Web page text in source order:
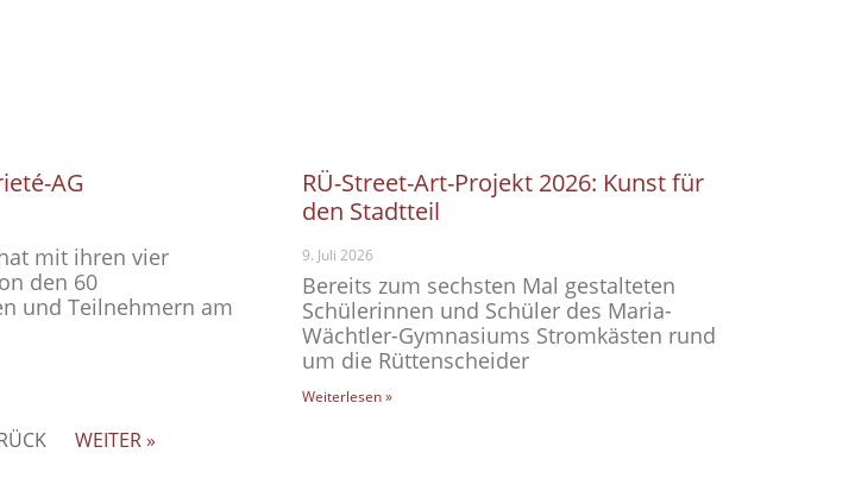
AG
mit ihren vier
den 60
und Teilnehmern am
RÜ-Street-Art-Projekt 2026: Kunst für
den Stadtteil
9. Juli 2026
Bereits zum sechsten Mal gestalteten
Schülerinnen und Schüler des Maria-
Wächtler-Gymnasiums Stromkästen rund
um die Rüttenscheider
Weiterlesen »
WEITER »